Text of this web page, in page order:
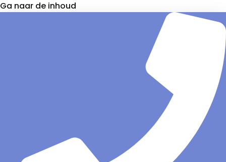
Ga naar de inhoud